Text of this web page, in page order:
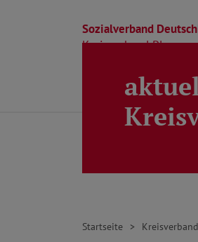
Sozialverband
Kreisverband Ploen
Direkt zu den
Beratung
Startseite Kreisverband